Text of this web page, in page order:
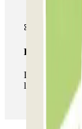
Pase ilimitado
Durante tu
las veces que